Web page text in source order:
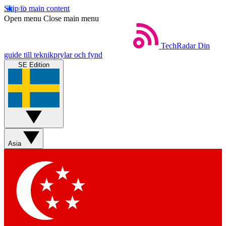
Skip to main content
Open menu Close main menu
TechRadar Din
guide till teknikprylar och fynd
SE Edition
Asia